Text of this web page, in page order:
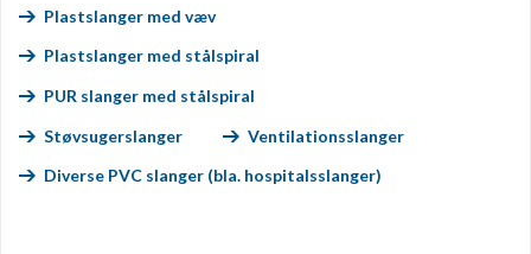
Plastslanger med væv
Plastslanger med stålspiral
PUR slanger med stålspiral
Støvsugerslanger
Ventilationsslanger
Diverse PVC slanger (bla. hospitalsslanger)